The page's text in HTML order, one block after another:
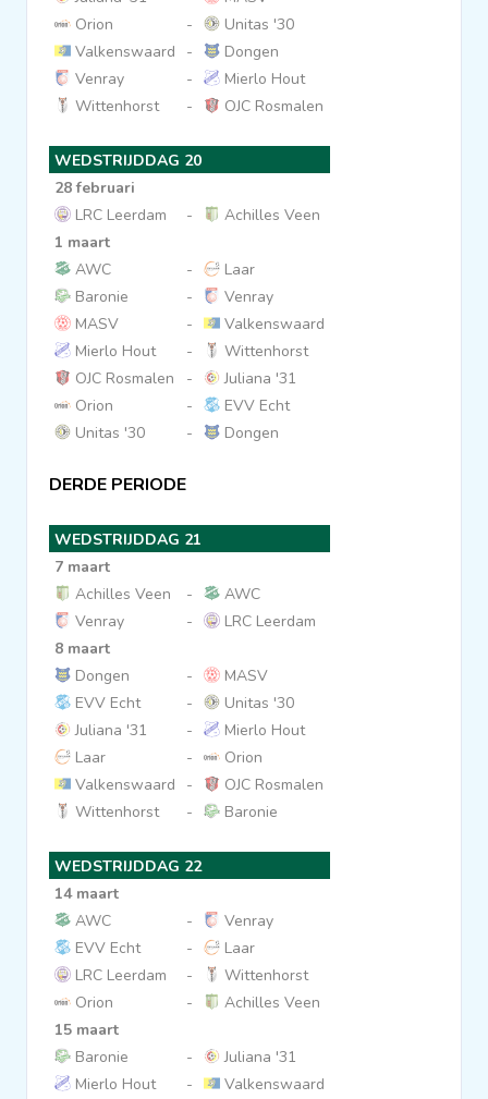
Orion
-
Unitas '30
Valkenswaard
-
Dongen
Venray
-
Mierlo Hout
Wittenhorst
- OJC Rosmalen
WEDSTRIJDDAG 20
28 februari
LRC Leerdam
-
Achilles Veen
1 maart
AWC
-
Laar
Baronie
-
Venray
MASV
-
Valkenswaard
Mierlo Hout
-
Wittenhorst
OJC Rosmalen
-
Juliana '31
Orion
-
EVV Echt
Unitas '30
- Dongen
DERDE PERIODE
WEDSTRIJDDAG 21
7 maart
Achilles Veen
-
AWC
Venray
-
LRC Leerdam
8 maart
Dongen
-
MASV
EVV Echt
-
Unitas '30
Juliana '31
-
Mierlo Hout
Laar
-
Orion
Valkenswaard
-
OJC Rosmalen
Wittenhorst
- Baronie
WEDSTRIJDDAG 22
14 maart
AWC
-
Venray
EVV Echt
-
Laar
LRC Leerdam
-
Wittenhorst
Orion
-
Achilles Veen
15 maart
Baronie
-
Juliana '31
Mierlo Hout
-
Valkenswaard